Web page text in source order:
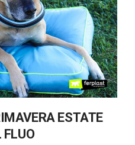
ESTATE
FLUO